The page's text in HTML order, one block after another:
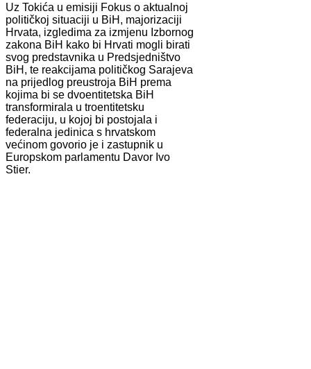
Uz Tokića u emisiji Fokus o aktualnoj
političkoj situaciji u BiH, majorizaciji
Hrvata, izgledima za izmjenu Izbornog
zakona BiH kako bi Hrvati mogli birati
svog predstavnika u Predsjedništvo
BiH, te reakcijama političkog Sarajeva
na prijedlog preustroja BiH prema
kojima bi se dvoentitetska BiH
transformirala u troentitetsku
federaciju, u kojoj bi postojala i
federalna jedinica s hrvatskom
većinom govorio je i zastupnik u
Europskom parlamentu Davor Ivo
Stier.